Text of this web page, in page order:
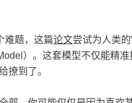
难题，这篇论文尝试为人类的
）。这套模型不仅能精
撩到了。